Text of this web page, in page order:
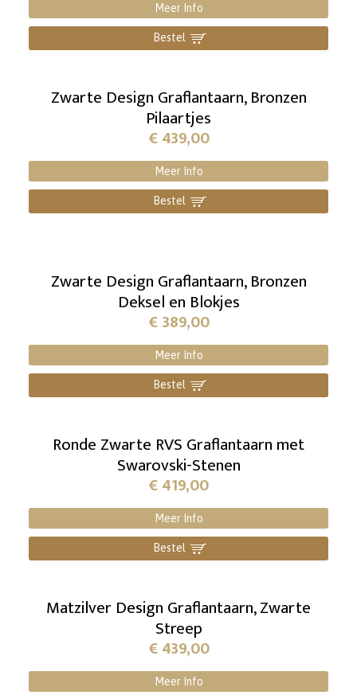
Meer Info
Bestel ]
Zwarte Design Graflantaarn, Bronzen
Pilaartjes
€439,00
Meer Info
Bestel ]
Zwarte Design Graflantaarn, Bronzen
Deksel en Blokjes
€389,00
Meer Info
Bestel ]
Ronde Zwarte RVS Graflantaarn met
Swarovski-Stenen
€419,00
Meer Info
Bestel ]
Matzilver Design Graflantaarn, Zwarte
Streep
€439,00
Meer Info